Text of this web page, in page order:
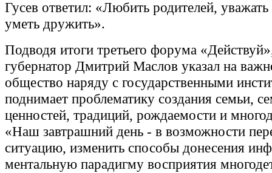
Гусев ответил: «Любить родителей,
уметь дружить».
Подводя итоги третьего форума
губернатор Дмитрий Маслов указал на
общество наряду с государственными
поднимает проблематику создания семьи,
ценностей, традиций, рождаемости и
«Наш завтрашний день - в возможности
ситуацию, изменить способы донесения
ментальную парадигму восприятия